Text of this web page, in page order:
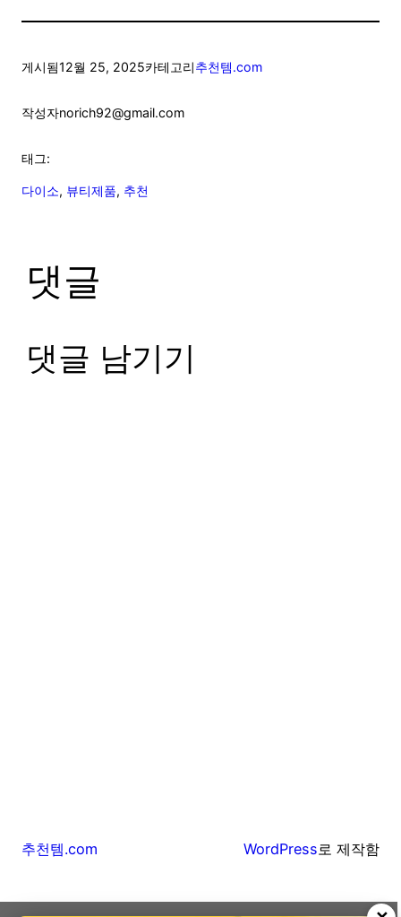
게시됨12월 25, 2025카테고리추천템.com
작성자norich92@gmail.com
태그:
다이소, 뷰티제품, 추천
댓글
댓글 남기기
추천템.com WordPress로 제작함